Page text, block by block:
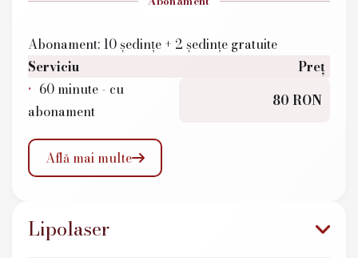
Abonament: 10 ședințe + 2 ședințe gratuite
Serviciu
Preț
60 minute - cu
abonament
80 RON
Află mai multe
Lipolaser